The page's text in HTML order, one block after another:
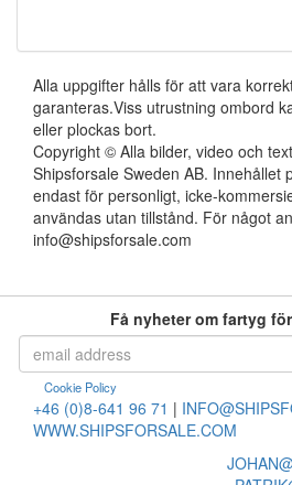
Alla uppgifter hålls för att vara
garanteras.Viss utrustning ombord
eller plockas bort.
Copyright © Alla bilder, video och
Shipsforsale Sweden AB. Innehållet
endast för personligt, icke-
användas utan tillstånd. För något
info@shipsforsale.com
Få nyheter om fartyg
Cookie Policy
+46 (0)8-641 96 71 |
WWW.SHIPSFORSALE.COM